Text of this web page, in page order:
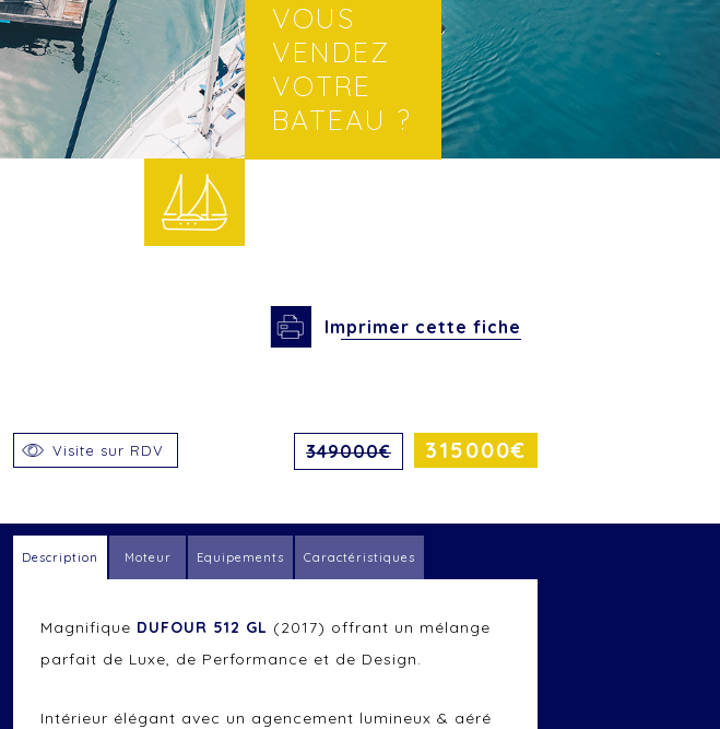
VOUS
VENDEZ
VOTRE
BATEAU ?
Imprimer cette fiche
Visite sur RDV 349000€ 315000€
Description Moteur Equipements Caractéristiques
Magnifique DUFOUR 512 GL (2017) offrant un mélange
parfait de Luxe, de Performance et de Design.
Intérieur élégant avec un agencement lumineux & aéré